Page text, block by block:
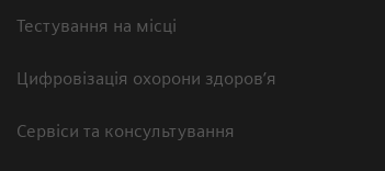
Тестування на місці
Цифровізація охорони здоров’я
Сервіси та консультування